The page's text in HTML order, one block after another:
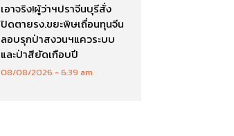
เอาจริง!ผู้ว่าฯปราจีนบุรีสั่ง
ปิดตายรง.ขยะพิษเถื่อนทุนจีน
ลอบรุกป่าสงวนฯแควระบบ
และป่าสียัดเกือบปี
08/08/2026 6:39 am